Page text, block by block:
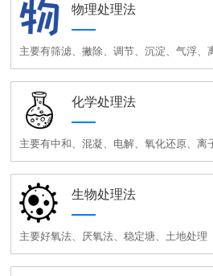
物理处理法
主要有筛滤、撇除、调节、沉淀、气浮、
化学处理法
主要有中和、混凝、电解、氧化还原、离
生物处理法
主要好氧法、厌氧法、稳定塘、土地处理